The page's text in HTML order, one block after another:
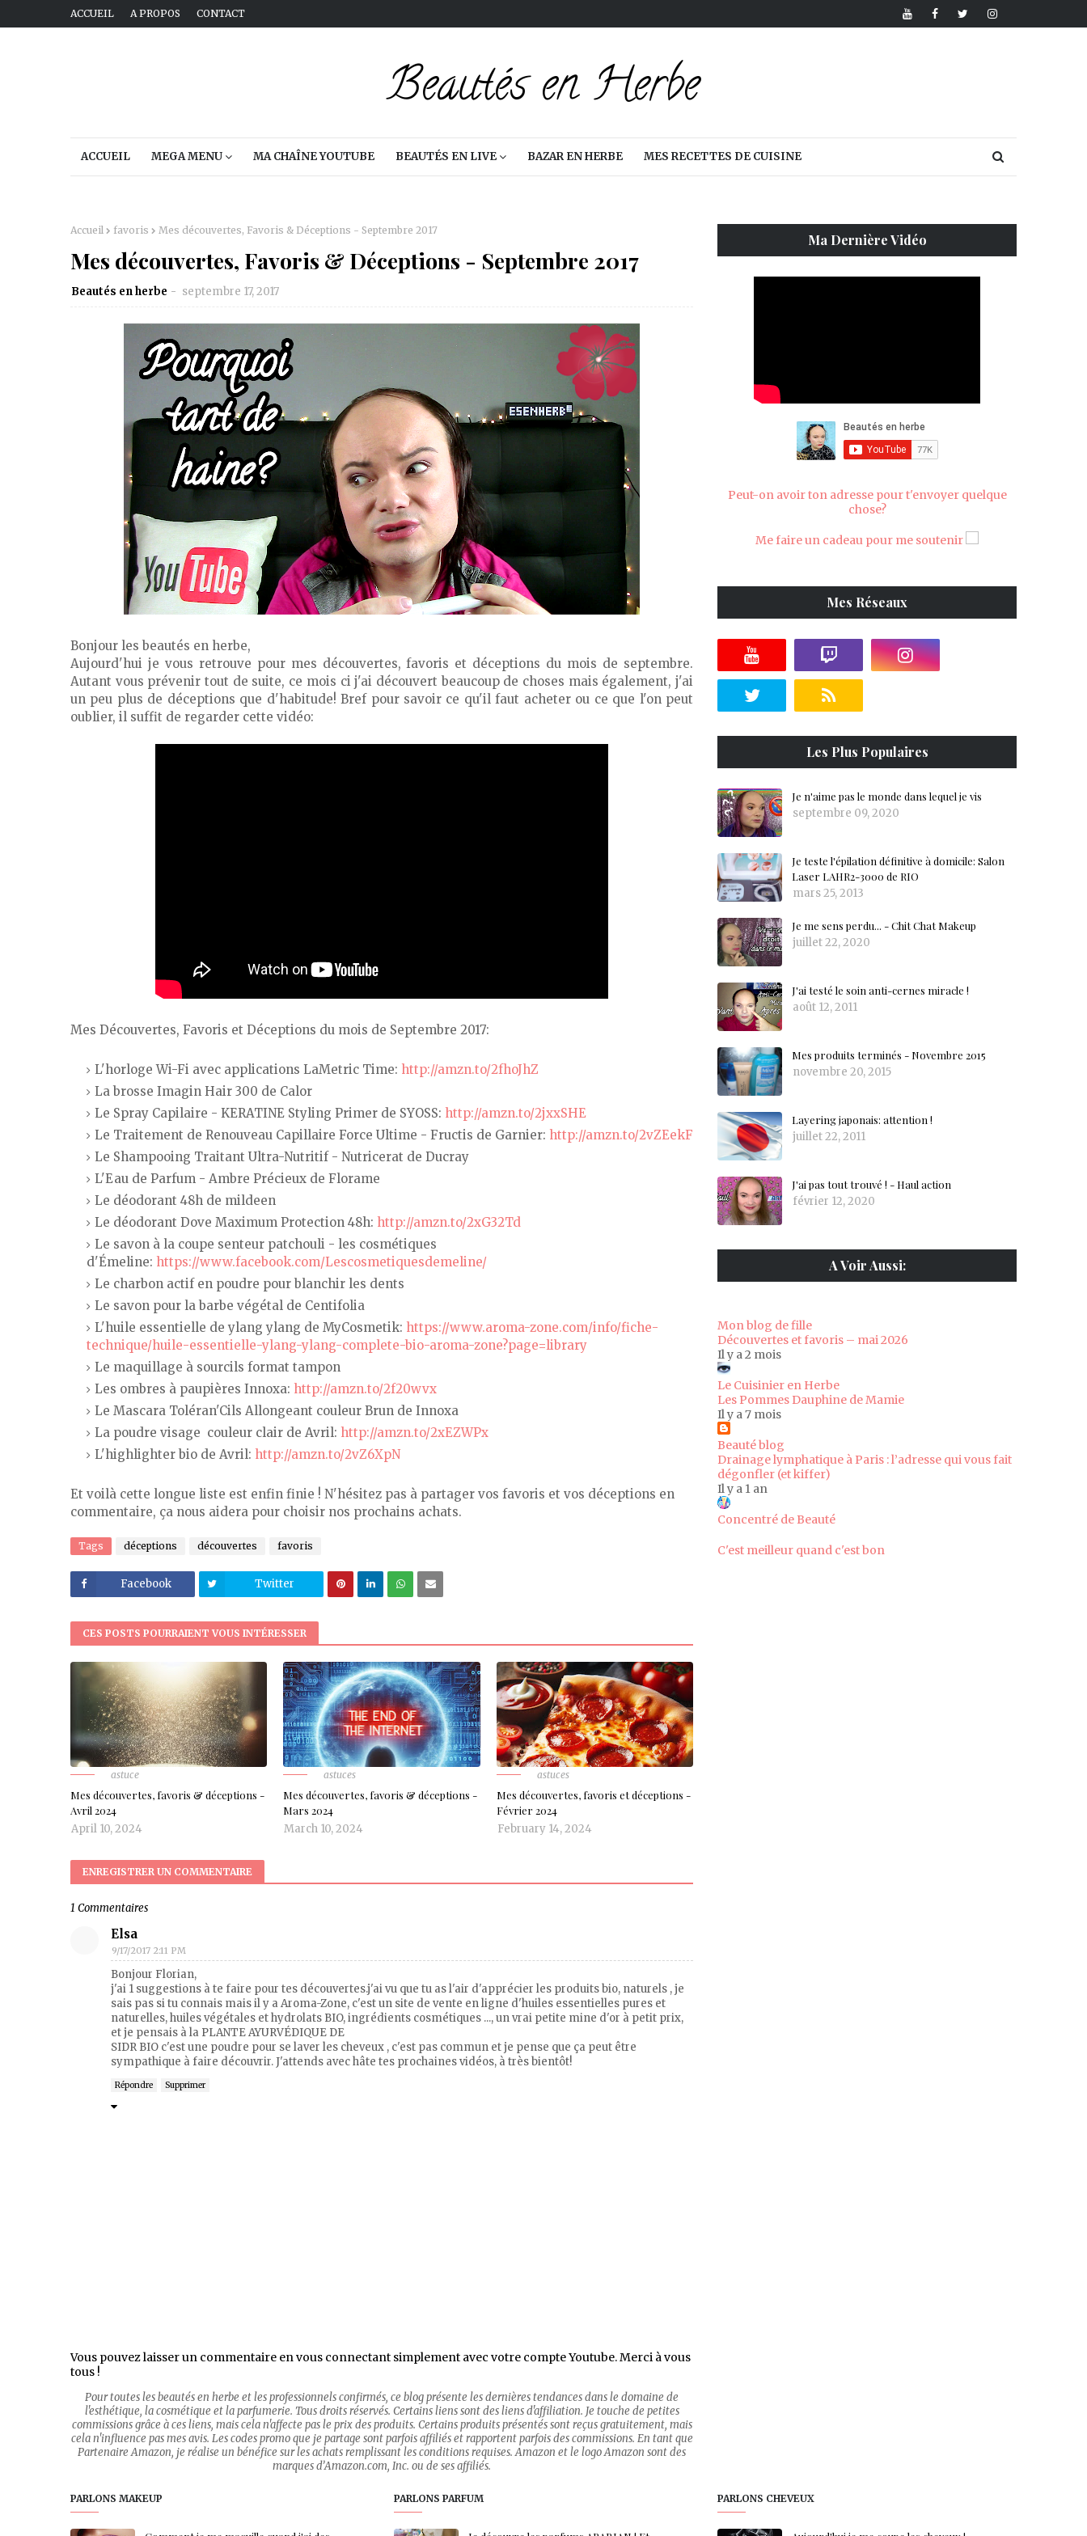
ACCUEIL A PROPOS CONTACT
ACCUEIL MEGA MENU MA CHAÎNE YOUTUBE BEAUTÉS EN LIVE BAZAR EN HERBE MES RECETTES DE CUISINE
Accueil favoris Mes découvertes, Favoris & Déceptions - Septembre 2017
Mes découvertes, Favoris & Déceptions - Septembre 2017
Beautés en herbe septembre 17, 2017
Bonjour les beautés en herbe,
Aujourd'hui je vous retrouve pour mes découvertes, favoris et déceptions du mois de septembre.
Autant vous prévenir tout de suite, ce mois ci j'ai découvert beaucoup de choses mais également, j'ai
un peu plus de déceptions que d'habitude! Bref pour savoir ce qu'il faut acheter ou ce que l'on peut
oublier, il suffit de regarder cette vidéo:
Mes Découvertes, Favoris et Déceptions du mois de Septembre 2017:
L'horloge Wi-Fi avec applications LaMetric Time: http://amzn.to/2fhoJhZ
La brosse Imagin Hair 300 de Calor
Le Spray Capilaire - KERATINE Styling Primer de SYOSS: http://amzn.to/2jxxSHE
Le Traitement de Renouveau Capillaire Force Ultime - Fructis de Garnier: http://amzn.to/2vZEekF
Le Shampooing Traitant Ultra-Nutritif - Nutricerat de Ducray
L'Eau de Parfum - Ambre Précieux de Florame
Le déodorant 48h de mildeen
Le déodorant Dove Maximum Protection 48h: http://amzn.to/2xG32Td
Le savon à la coupe senteur patchouli - les cosmétiques
d'Émeline: https://www.facebook.com/Lescosmetiquesdemeline/
Le charbon actif en poudre pour blanchir les dents
Le savon pour la barbe végétal de Centifolia
L'huile essentielle de ylang ylang de MyCosmetik: https://www.aroma-zone.com/info/fiche-
technique/huile-essentielle-ylang-ylang-complete-bio-aroma-zone?page=library
Le maquillage à sourcils format tampon
Les ombres à paupières Innoxa: http://amzn.to/2f20wvx
Le Mascara Toléran'Cils Allongeant couleur Brun de Innoxa
La poudre visage couleur clair de Avril: http://amzn.to/2xEZWPx
L'highlighter bio de Avril: http://amzn.to/2vZ6XpN
Et voilà cette longue liste est enfin finie ! N'hésitez pas à partager vos favoris et vos déceptions en
commentaire, ça nous aidera pour choisir nos prochains achats.
Tags déceptions découvertes favoris
Facebook Twitter
CES POSTS POURRAIENT VOUS INTÉRESSER
astuce
Mes découvertes, favoris & déceptions -
Avril 2024
April 10, 2024
astuces
Mes découvertes, favoris & déceptions -
Mars 2024
March 10, 2024
astuces
Mes découvertes, favoris et déceptions -
Février 2024
February 14, 2024
ENREGISTRER UN COMMENTAIRE
1 Commentaires
Elsa
9/17/2017 2:11 PM
Bonjour Florian,
j'ai 1 suggestions à te faire pour tes découvertes.j'ai vu que tu as l'air d'apprécier les produits bio, naturels , je
sais pas si tu connais mais il y a Aroma-Zone, c'est un site de vente en ligne d'huiles essentielles pures et
naturelles, huiles végétales et hydrolats BIO, ingrédients cosmétiques ..., un vrai petite mine d'or à petit prix,
et je pensais à la PLANTE AYURVÉDIQUE DE
SIDR BIO c'est une poudre pour se laver les cheveux , c'est pas commun et je pense que ça peut être
sympathique à faire découvrir. J'attends avec hâte tes prochaines vidéos, à très bientôt!
Répondre Supprimer
Vous pouvez laisser un commentaire en vous connectant simplement avec votre compte Youtube. Merci à vous
tous !
Pour toutes les beautés en herbe et les professionnels confirmés, ce blog présente les dernières tendances dans le domaine de
l'esthétique, la cosmétique et la parfumerie. Tous droits réservés. Certains liens sont des liens d'affiliation. Je touche de petites
commissions grâce à ces liens, mais cela n'affecte pas le prix des produits. Certains produits présentés sont reçus gratuitement, mais
cela n'influence pas mes avis. Les codes promo que je partage sont parfois affiliés et rapportent parfois des commissions. En tant que
Partenaire Amazon, je réalise un bénéfice sur les achats remplissant les conditions requises. Amazon et le logo Amazon sont des
marques d’Amazon.com, Inc. ou de ses affiliés.
Ma Dernière Vidéo
Peut-on avoir ton adresse pour t'envoyer quelque
chose?
Me faire un cadeau pour me soutenir
Mes Réseaux
Les Plus Populaires
Je n'aime pas le monde dans lequel je vis
septembre 09, 2020
Je teste l'épilation définitive à domicile: Salon
Laser LAHR2-3000 de RIO
mars 25, 2013
Je me sens perdu... - Chit Chat Makeup
juillet 22, 2020
J'ai testé le soin anti-cernes miracle !
août 12, 2011
Mes produits terminés - Novembre 2015
novembre 20, 2015
Layering japonais: attention !
juillet 22, 2011
J'ai pas tout trouvé ! - Haul action
février 12, 2020
A Voir Aussi:
Mon blog de fille
Découvertes et favoris – mai 2026
Il y a 2 mois
Le Cuisinier en Herbe
Les Pommes Dauphine de Mamie
Il y a 7 mois
Beauté blog
Drainage lymphatique à Paris : l’adresse qui vous fait
dégonfler (et kiffer)
Il y a 1 an
Concentré de Beauté
C'est meilleur quand c'est bon
PARLONS MAKEUP PARLONS PARFUM PARLONS CHEVEUX